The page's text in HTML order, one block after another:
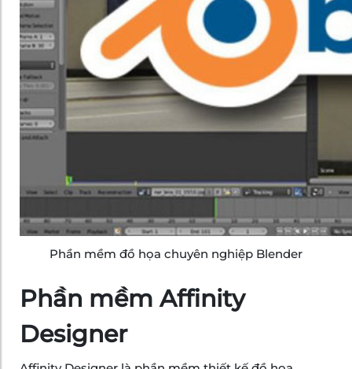
Phần mềm đồ họa chuyên nghiệp Blender
Phần mềm Affinity
Designer